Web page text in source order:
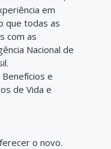
em
que todas as
com as
Nacional de
e
de Vida e
o novo.